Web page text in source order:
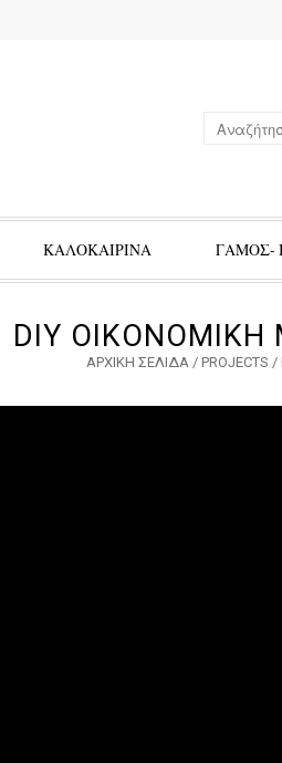
ΚΑΛΟΚΑΙΡΙΝΑ ΓΑΜΟΣ-
DIY ΟΙΚΟΝΟΜΙΚΉ
ΑΡΧΙΚΉ ΣΕΛΊΔΑ / PROJECTS /